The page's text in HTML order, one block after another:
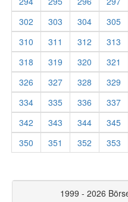
302
303 304 305
310
311 312 313
318
319 320 321
326
327 328 329
334
335 336 337
342
343 344 345
350
351 352 353
1999 - 2026